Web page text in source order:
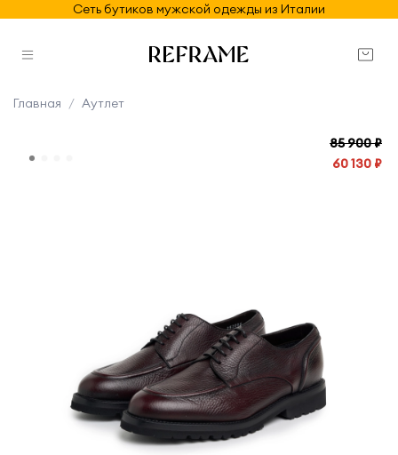
Сеть бутиков мужской одежды из Италии
Главная Аутлет
85 900 ₽
60 130 ₽